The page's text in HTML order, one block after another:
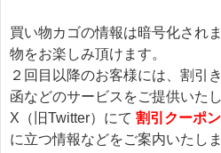
買い物カゴの情報は暗号化され
物をお楽しみ頂けます。
２回目以降のお客様には、割引
函などのサービスをご提供いたし
X（旧Twitter）にて 割引クーポ
に立つ情報などをご案内いたしま